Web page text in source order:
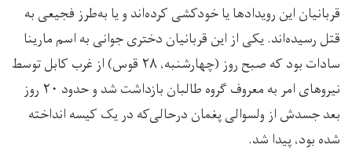
قربانیان این رویدادها یا خودکشی کرده‌اند و یا به‌طرز فجیعی به
قتل رسیده‌اند. یکی از این قربانیان دختری جوانی به اسم مارینا
سادات بود که صبح روز (چهارشنبه، ۲۸ قوس) از غرب کابل توسط
نیروهای امر به معروف گروه طالبان بازداشت شد و حدود ۲۰ روز
بعد جسدش از ولسوالی پغمان درحالی‌که در یک کیسه انداخته
شده بود، پیدا شد.